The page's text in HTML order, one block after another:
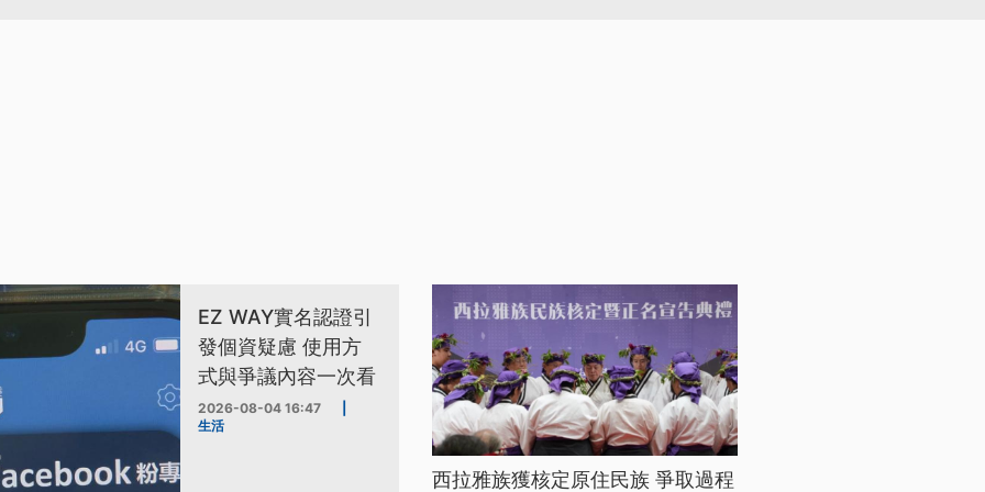
EZ WAY實名認證引
發個資疑慮 使用方
式與爭議內容一次看
2026-08-04 16:47
生活
西拉雅族獲核定原住民族 爭取過程